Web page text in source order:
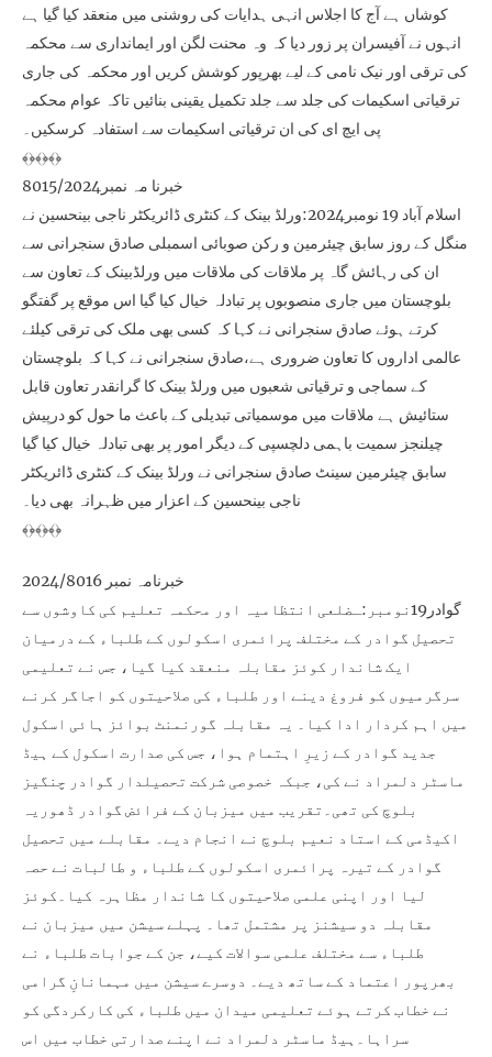
کوشاں ہے آج کا اجلاس انہی ہدایات کی روشنی میں منعقد کیا گیا ہے
انہوں نے آفیسران پر زور دیا کہ وہ محنت لگن اور ایمانداری سے محکمہ
کی ترقی اور نیک نامی کے لیے بھرپور کوشش کریں اور محکمہ کی جاری
ترقیاتی اسکیمات کی جلد سے جلد تکمیل یقینی بنائیں تاکہ عوام محکمہ
پی ایچ ای کی ان ترقیاتی اسکیمات سے استفادہ کرسکیں۔
﴾﴿﴾﴿﴾﴿
خبرنا مہ نمبر8015/2024
اسلام آباد 19 نومبر2024:ورلڈ بینک کے کنٹری ڈائریکٹر ناجی بینحسین نے
منگل کے روز سابق چیئرمین و رکن صوبائی اسمبلی صادق سنجرانی سے
ان کی رہائش گاہ پر ملاقات کی ملاقات میں ورلڈبینک کے تعاون سے
بلوچستان میں جاری منصوبوں پر تبادلہ خیال کیا گیا اس موقع پر گفتگو
کرتے ہوئے صادق سنجرانی نے کہا کہ کسی بھی ملک کی ترقی کیلئے
عالمی اداروں کا تعاون ضروری ہے،صادق سنجرانی نے کہا کہ بلوچستان
کے سماجی و ترقیاتی شعبوں میں ورلڈ بینک کا گرانقدر تعاون قابل
ستائیش ہے ملاقات میں موسمیاتی تبدیلی کے باعث ما حول کو درپیش
چیلنجز سمیت باہمی دلچسپی کے دیگر امور پر بھی تبادلہ خیال کیا گیا
سابق چیئرمین سینٹ صادق سنجرانی نے ورلڈ بینک کے کنٹری ڈائریکٹر
ناجی بینحسین کے اعزار میں ظہرانہ بھی دیا۔
﴾﴿﴾﴿﴾﴿
خبرنامہ نمبر 2024/8016
گوادر19نومبر:ـضلعی انتظامیہ اور محکمہ تعلیم کی کاوشوں سے
تحصیل گوادر کے مختلف پرائمری اسکولوں کے طلباء کے درمیان
ایک شاندار کوئز مقابلہ منعقد کیا گیا، جس نے تعلیمی
سرگرمیوں کو فروغ دینے اور طلباء کی صلاحیتوں کو اجاگر کرنے
میں اہم کردار ادا کیا۔ یہ مقابلہ گورنمنٹ بوائز ہائی اسکول
جدید گوادر کے زیرِ اہتمام ہوا، جس کی صدارت اسکول کے ہیڈ
ماسٹر دلمراد نے کی، جبکہ خصوصی شرکت تحصیلدار گوادر چنگیز
بلوچ کی تھی۔تقریب میں میزبان کے فرائض گوادر ڈھوریہ
اکیڈمی کے استاد نعیم بلوچ نے انجام دیے۔ مقابلے میں تحصیل
گوادر کے تیرہ پرائمری اسکولوں کے طلباء و طالبات نے حصہ
لیا اور اپنی علمی صلاحیتوں کا شاندار مظاہرہ کیا۔کوئز
مقابلہ دو سیشنز پر مشتمل تھا۔ پہلے سیشن میں میزبان نے
طلباء سے مختلف علمی سوالات کیے، جن کے جوابات طلباء نے
بھرپور اعتماد کے ساتھ دیے۔ دوسرے سیشن میں مہمانانِ گرامی
نے خطاب کرتے ہوئے تعلیمی میدان میں طلباء کی کارکردگی کو
سراہا۔ہیڈ ماسٹر دلمراد نے اپنے صدارتی خطاب میں اس